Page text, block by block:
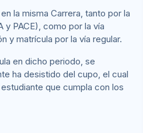
la misma Carrera, tanto por la
y PACE), como por la vía
y matrícula por la vía regular.
en dicho periodo, se
ha desistido del cupo, el cual
que cumpla con los